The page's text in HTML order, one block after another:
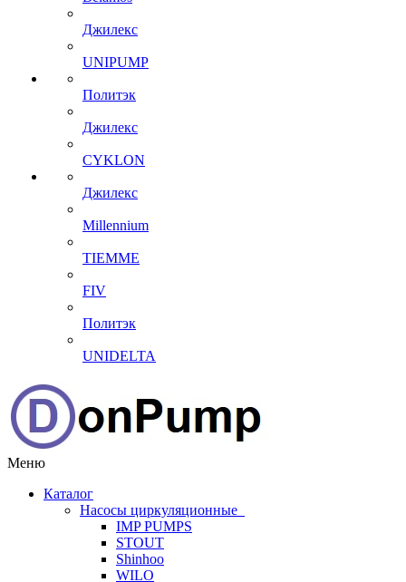
Джилекс
UNIPUMP
Политэк
Джилекс
CYKLON
Джилекс
Millennium
TIEMME
FIV
Политэк
UNIDELTA
Меню
Каталог
Насосы циркуляционные
IMP PUMPS
STOUT
Shinhoo
WILO